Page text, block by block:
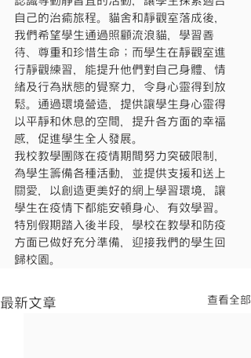
自己的治瘉旅程。貓舍和靜觀室落成後，
我們希望學生通過照顧流浪貓，學習善
待、尊重和珍惜生命；而學生在靜觀室進
行靜觀練習，能提升他們對自己身體、情
緒及行為狀態的覺察力，令身心靈得到放
鬆。通過環境營造，提供讓學生身心靈得
以平靜和休息的空間，提升各方面的幸福
感，促進學生全人發展。
我校教學團隊在疫情期間努力突破限制，
為學生籌備各種活動，並提供支援和送上
關愛，以創造更美好的網上學習環境，讓
學生在疫情下都能安頓身心、有效學習。
特別假期踏入後半段，學校在教學和防疫
方面已做好充分準備，迎接我們的學生回
歸校園。
最新文章 查看全部